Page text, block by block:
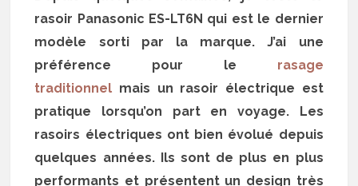
rasoir Panasonic ES-LT6N qui est le dernier
modèle sorti par la marque. J’ai une
préférence pour le rasage
traditionnel mais un rasoir électrique est
pratique lorsqu’on part en voyage. Les
rasoirs électriques ont bien évolué depuis
quelques années. Ils sont de plus en plus
performants et présentent un design très